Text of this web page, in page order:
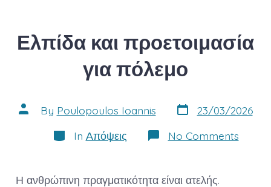
και
την
Ελπίδα και προετοιμασία
για πόλεμο
Post
author
By Poulopoulos Ioannis Post
date
23/03/2026
Categories
In Απόψεις No Commentson
Η ανθρώπινη πραγματικότητα είναι ατελής.